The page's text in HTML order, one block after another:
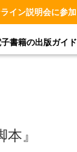
子書籍の出版ガイド
イン説明会に参加
』